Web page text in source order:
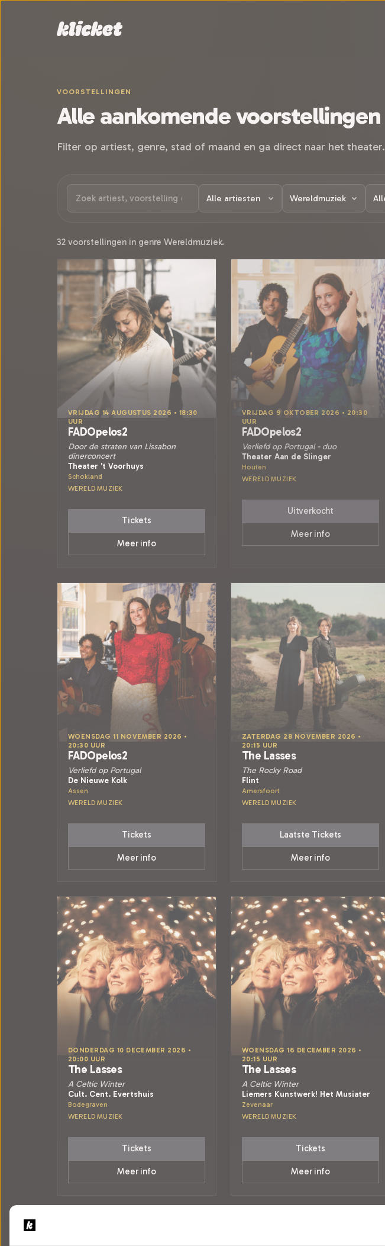
VOORSTELLINGEN
Alle aankomende voorstellingen
Filter op artiest, genre, stad of maand en ga direct naar het theater.
32 voorstellingen in genre Wereldmuziek.
VRIJDAG 14 AUGUSTUS 2026 • 18:30
UUR
FADOpelos2
Door de straten van Lissabon
dinerconcert
Theater 't Voorhuys
Schokland
WERELDMUZIEK
Tickets
Meer info
VRIJDAG 9 OKTOBER 2026 • 20:30
UUR
FADOpelos2
Verliefd op Portugal - duo
Theater Aan de Slinger
Houten
WERELDMUZIEK
Uitverkocht
Meer info
WOENSDAG 11 NOVEMBER 2026 •
20:30 UUR
FADOpelos2
Verliefd op Portugal
De Nieuwe Kolk
Assen
WERELDMUZIEK
Tickets
Meer info
ZATERDAG 28 NOVEMBER 2026 •
20:15 UUR
The Lasses
The Rocky Road
Flint
Amersfoort
WERELDMUZIEK
Laatste Tickets
Meer info
DONDERDAG 10 DECEMBER 2026 •
20:00 UUR
The Lasses
A Celtic Winter
Cult. Cent. Evertshuis
Bodegraven
WERELDMUZIEK
Tickets
Meer info
WOENSDAG 16 DECEMBER 2026 •
20:15 UUR
The Lasses
A Celtic Winter
Liemers Kunstwerk! Het Musiater
Zevenaar
WERELDMUZIEK
Tickets
Meer info